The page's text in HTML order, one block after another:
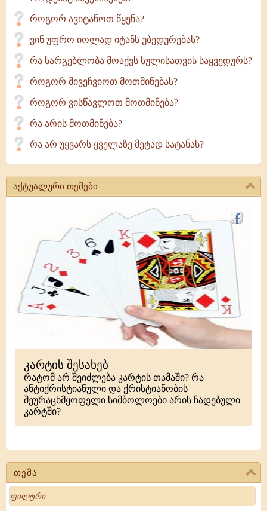
თემა
Search
როგორ ავიტანოთ წყენა?
ვინ უფრო იოლად იტანს უბედურებას?
რა სარგებლობა მოაქვს სულისათვის საყვედურს?
როგორ მივეჩვიოთ მოთმინებას?
როგორ ვისწავლოთ მოთმინება?
რა არის მოთმინება?
რა არ უყვარს ყველაზე მეტად სატანას?
აქტუალური თემები
კარტის შესახებ
რატომ არ შეიძლება კარტის თამაში? რა
ანტიქრისტიანული და ქრისტიანობის
შეურაცხმყოფელი სიმბოლოები არის ჩადებული
კარტში?